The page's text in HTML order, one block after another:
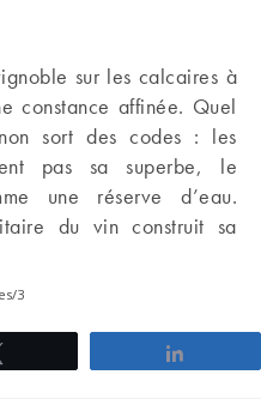
sur les calcaires à
constance affinée. Quel
sort des codes : les
pas sa superbe, le
une réserve d’eau.
du vin construit sa
3